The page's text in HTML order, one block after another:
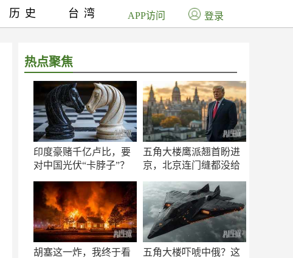
热点聚焦
印度豪赌千亿卢比，要
对中国光伏“卡脖子”？
五角大楼鹰派翘首盼进
京，北京连门缝都没给
胡塞这一炸，我终于看
五角大楼吓唬中俄？这
历史 台湾 APP访问 登录